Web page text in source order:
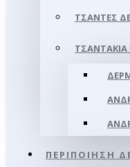
ΤΣΆΝΤΕΣ
ΠΕΡΙΠΟΊΗΣΗ